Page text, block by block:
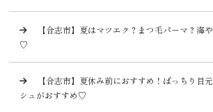
【合志市】夏はマツエク？まつ毛パーマ？海
♡
【合志市】夏休み前におすすめ！ぱっちり目
シュがおすすめ♡